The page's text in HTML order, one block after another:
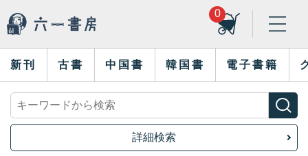
0
新刊 古書 中国書 韓国書 電子書籍
詳細検索